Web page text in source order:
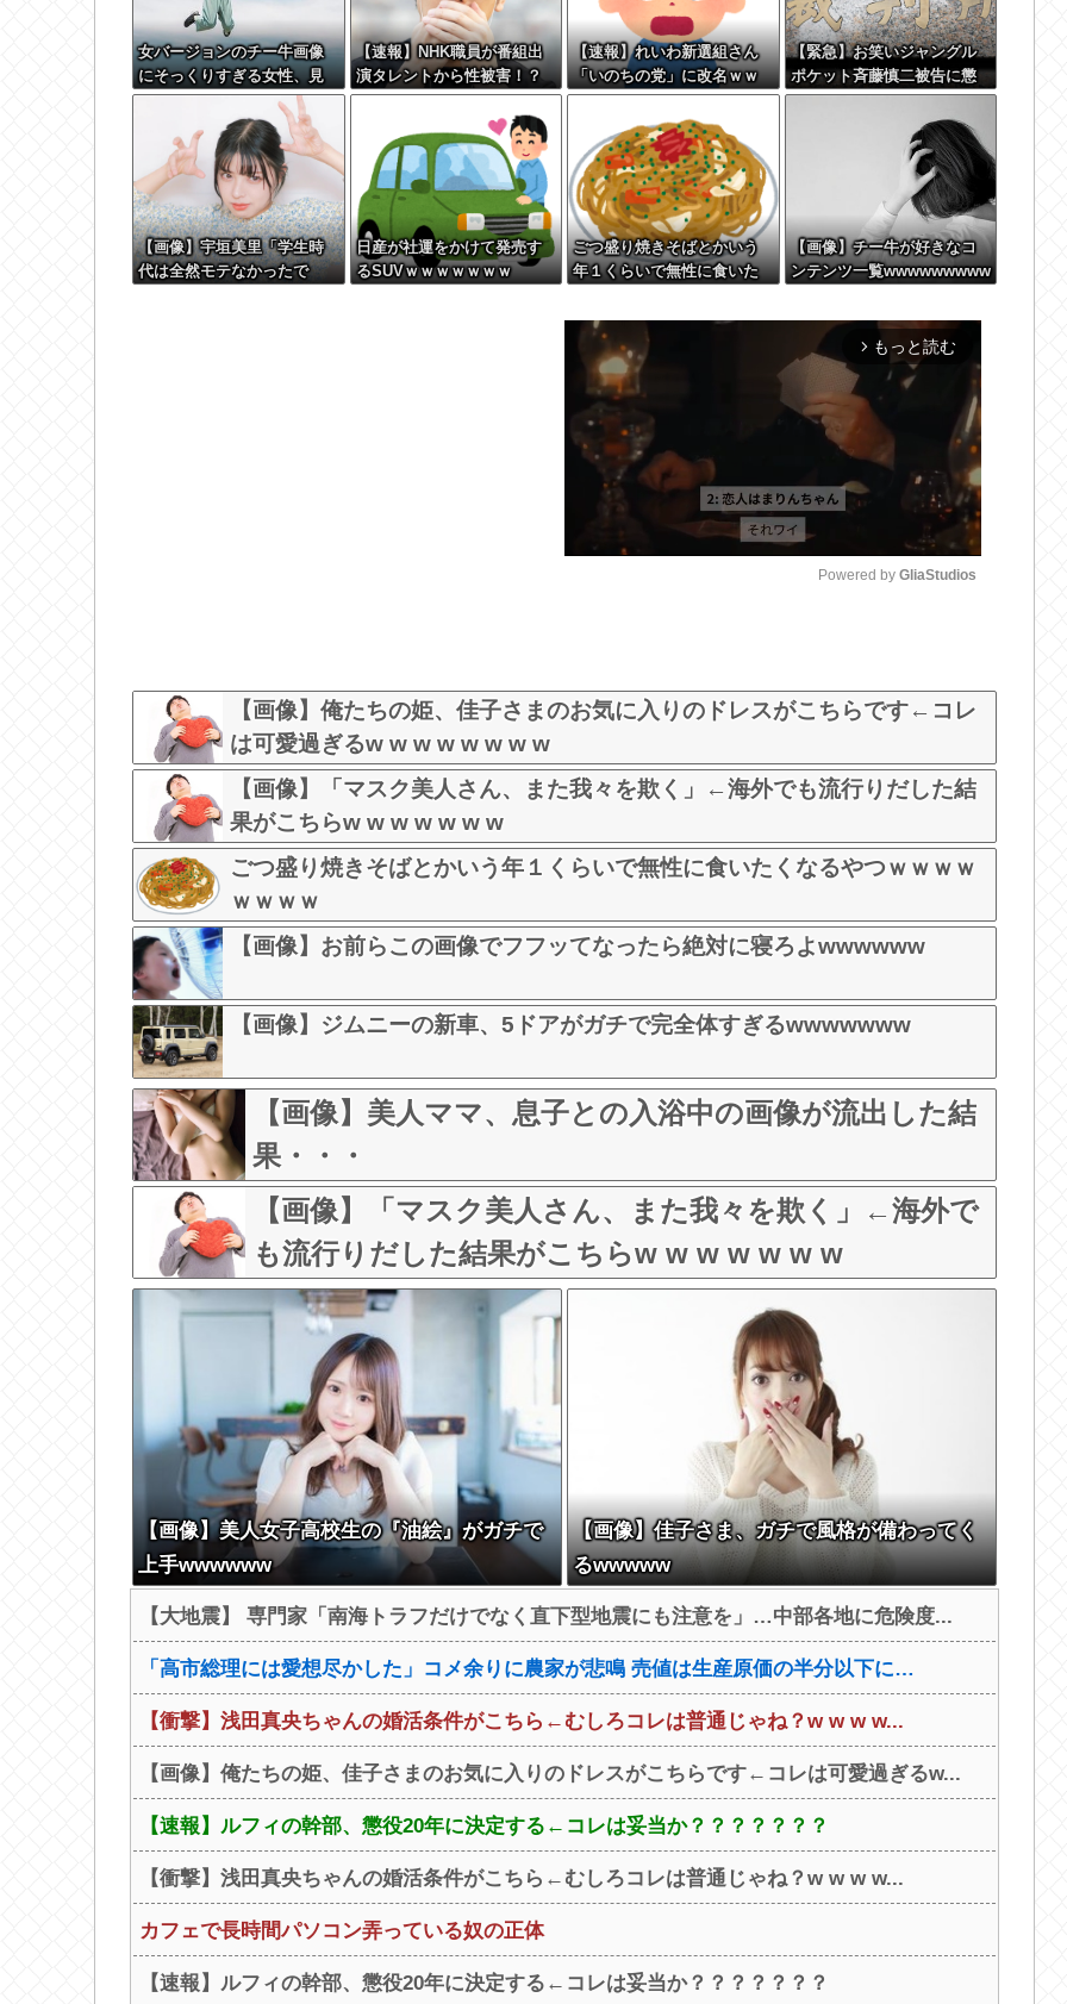
女バージョンのチー牛画像
にそっくりすぎる女性、見
つかるwww
【速報】NHK職員が番組出
演タレントから性被害！？
←コレマジならヤバくねー
【速報】れいわ新選組さん
「いのちの党」に改名ｗｗ
ｗｗｗｗｗｗ
【緊急】お笑いジャングル
ポケット斉藤慎二被告に懲
役7年の求刑←これ…
【画像】宇垣美里「学生時
代は全然モテなかったで
日産が社運をかけて発売す
るSUVｗｗｗｗｗｗｗ
ごつ盛り焼きそばとかいう
年１くらいで無性に食いた
ｗ
【画像】チー牛が好きなコ
ンテンツ一覧wwwwwwwww
t
Powered by GliaStudios
【画像】俺たちの姫、佳子さまのお気に入りのドレスがこちらです←コレ
は可愛過ぎるw w w w w w w w
【画像】「マスク美人さん、また我々を欺く」←海外でも流行りだした結
果がこちらw w w w w w w
ごつ盛り焼きそばとかいう年１くらいで無性に食いたくなるやつｗｗｗｗ
ｗｗｗｗ
【画像】お前らこの画像でフフッてなったら絶対に寝ろよwwwwww
【画像】ジムニーの新車、5ドアがガチで完全体すぎるwwwwwww
【画像】美人ママ、息子との入浴中の画像が流出した結
果・・・
【画像】「マスク美人さん、また我々を欺く」←海外で
も流行りだした結果がこちらw w w w w w w
【画像】美人女子高校生の『油絵』がガチで
上手wwwwww
【画像】佳子さま、ガチで風格が備わってく
るwwwww
【大地震】 専門家「南海トラフだけでなく直下型地震にも注意を」…中部各地に危険度...
「高市総理には愛想尽かした」コメ余りに農家が悲鳴 売値は生産原価の半分以下に…
【衝撃】浅田真央ちゃんの婚活条件がこちら←むしろコレは普通じゃね？w w w w...
【画像】俺たちの姫、佳子さまのお気に入りのドレスがこちらです←コレは可愛過ぎるw...
【速報】ルフィの幹部、懲役20年に決定する←コレは妥当か？？？？？？？
【衝撃】浅田真央ちゃんの婚活条件がこちら←むしろコレは普通じゃね？w w w w...
カフェで長時間パソコン弄っている奴の正体
【速報】ルフィの幹部、懲役20年に決定する←コレは妥当か？？？？？？？